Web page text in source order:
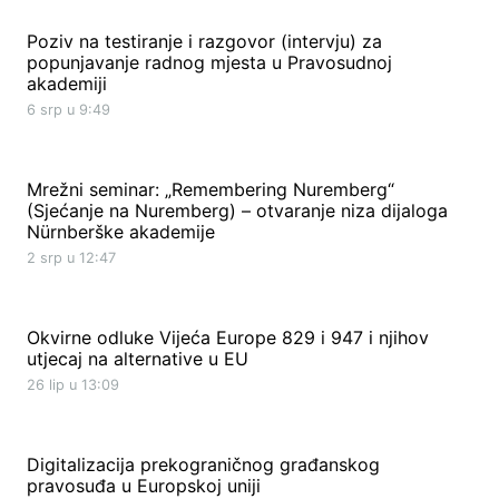
Poziv na testiranje i razgovor (intervju) za
popunjavanje radnog mjesta u Pravosudnoj
akademiji
6 srp u 9:49
Mrežni seminar: „Remembering Nuremberg“
(Sjećanje na Nuremberg) – otvaranje niza dijaloga
Nürnberške akademije
2 srp u 12:47
Okvirne odluke Vijeća Europe 829 i 947 i njihov
utjecaj na alternative u EU
26 lip u 13:09
Digitalizacija prekograničnog građanskog
pravosuđa u Europskoj uniji